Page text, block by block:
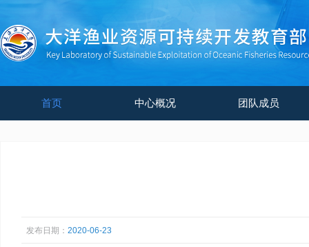
首页 中心概况 团队成员
发布日期： 2020-06-23